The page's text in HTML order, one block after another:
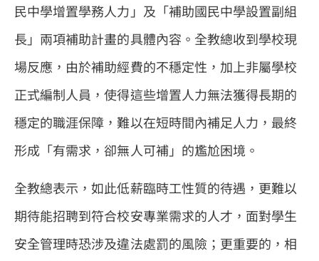
民中學增置學務人力」及「補助國民中學設置副組
長」兩項補助計畫的具體內容。全教總收到學校現
場反應，由於補助經費的不穩定性，加上非屬學校
正式編制人員，使得這些增置人力無法獲得長期的
穩定的職涯保障，難以在短時間內補足人力，最終
形成「有需求，卻無人可補」的尷尬困境。
全教總表示，如此低薪臨時工性質的待遇，更難以
期待能招聘到符合校安專業需求的人才，面對學生
安全管理時恐涉及違法處罰的風險；更重要的，相